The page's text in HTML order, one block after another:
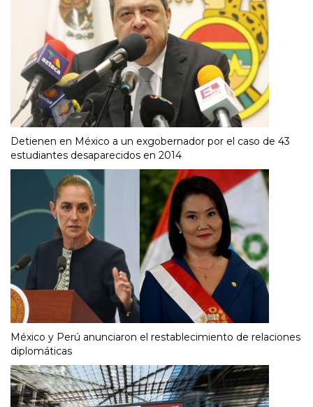
Detienen en México a un exgobernador por el caso de 43
estudiantes desaparecidos en 2014
México y Perú anunciaron el restablecimiento de relaciones
diplomáticas